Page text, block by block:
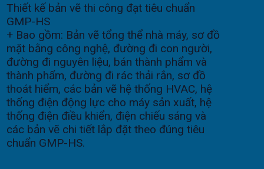
Thiết kế bản vẽ thi công đạt tiêu chuẩn
GMP-HS
+ Bao gồm: Bản vẽ tổng thể nhà máy, sơ đồ
mặt bằng công nghệ, đường đi con người,
đường đi nguyên liệu, bán thành phẩm và
thành phẩm, đường đi rác thải rắn, sơ đồ
thoát hiểm, các bản vẽ hệ thống HVAC, hệ
thống điện động lực cho máy sản xuất, hệ
thống điện điều khiển, điện chiếu sáng và
các bản vẽ chi tiết lắp đặt theo đúng tiêu
chuẩn GMP-HS.